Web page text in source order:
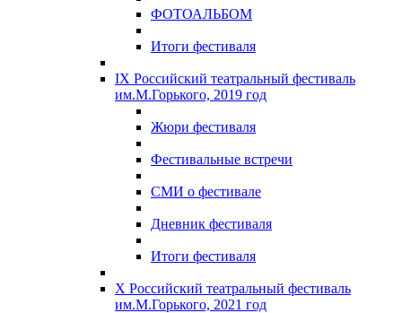
ФОТОАЛЬБОМ
Итоги фестиваля
IX Российский театральный фестиваль
им.М.Горького, 2019 год
Жюри фестиваля
Фестивальные встречи
СМИ о фестивале
Дневник фестиваля
Итоги фестиваля
X Российский театральный фестиваль
им.М.Горького, 2021 год